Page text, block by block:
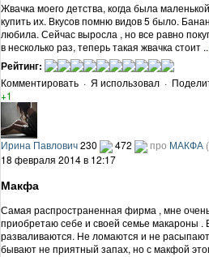
Жвачка моего детства, когда была
купить их. Вкусов помню видов 5 было.
любила. Сейчас выросла , но все равно
в несколько раз, теперь такая жвачка стоит ...
Рейтинг:
Комментировать · Я использовал ·
+1
Ирина Павлович230 472 про МАКФА
18 февраля 2014 в 12:17
Макфа
Самая распространенная фирма , мне
приобретаю себе и своей семье макароны .
разваливаются. Не ломаются и не
бывают не приятный запах, но с макфой